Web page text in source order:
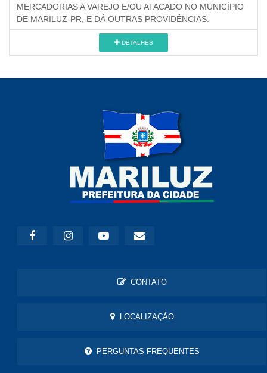
MERCADORIAS A VAREJO E/OU ATACADO NO MUNICÍPIO
DE MARILUZ-PR, E DÁ OUTRAS PROVIDÊNCIAS.
DETALHES
CONTATO
LOCALIZAÇÃO
PERGUNTAS FREQUENTES